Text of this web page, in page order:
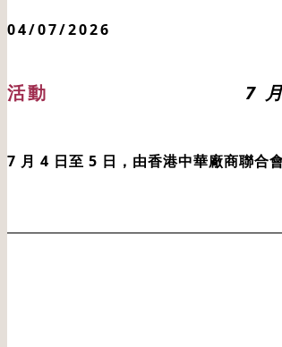
04/07/2026
活動 7
7 月 4 日至 5 日，由香港中華廠商聯合